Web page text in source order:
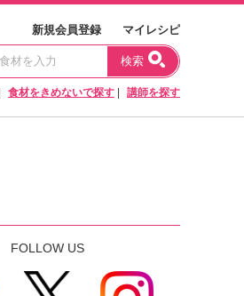
新規会員登録 マイレシピ
検索
食材をきめないで探す 講師を探す
FOLLOW US